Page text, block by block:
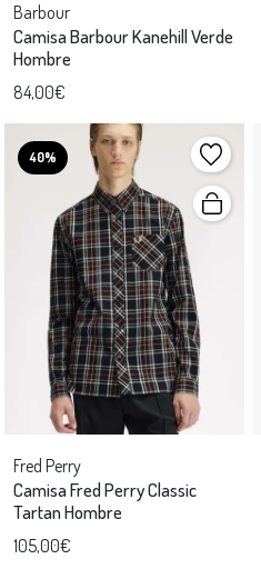
Barbour
Camisa Barbour Kanehill Verde
Hombre
84,00€
40%
Fred Perry
Camisa Fred Perry Classic
Tartan Hombre
105,00€